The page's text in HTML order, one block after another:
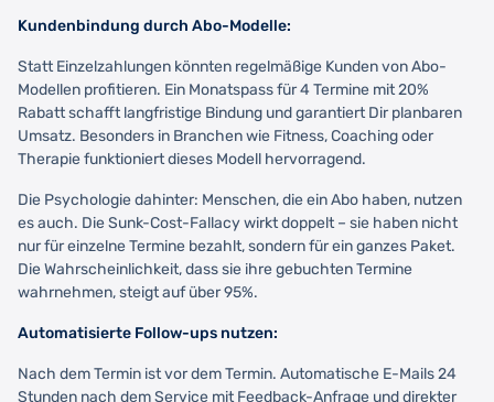
Kundenbindung durch Abo-Modelle:
Statt Einzelzahlungen könnten regelmäßige Kunden von Abo-
Modellen profitieren. Ein Monatspass für 4 Termine mit 20%
Rabatt schafft langfristige Bindung und garantiert Dir planbaren
Umsatz. Besonders in Branchen wie Fitness, Coaching oder
Therapie funktioniert dieses Modell hervorragend.
Die Psychologie dahinter: Menschen, die ein Abo haben, nutzen
es auch. Die Sunk-Cost-Fallacy wirkt doppelt – sie haben nicht
nur für einzelne Termine bezahlt, sondern für ein ganzes Paket.
Die Wahrscheinlichkeit, dass sie ihre gebuchten Termine
wahrnehmen, steigt auf über 95%.
Automatisierte Follow-ups nutzen:
Nach dem Termin ist vor dem Termin. Automatische E-Mails 24
Stunden nach dem Service mit Feedback-Anfrage und direkter